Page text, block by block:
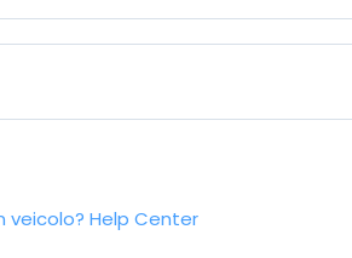
veicolo? Help Center